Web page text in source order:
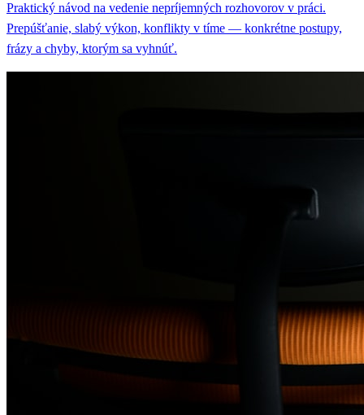
Praktický návod na vedenie nepríjemných rozhovorov v práci.
Prepúšťanie, slabý výkon, konflikty v tíme — konkrétne postupy,
frázy a chyby, ktorým sa vyhnúť.